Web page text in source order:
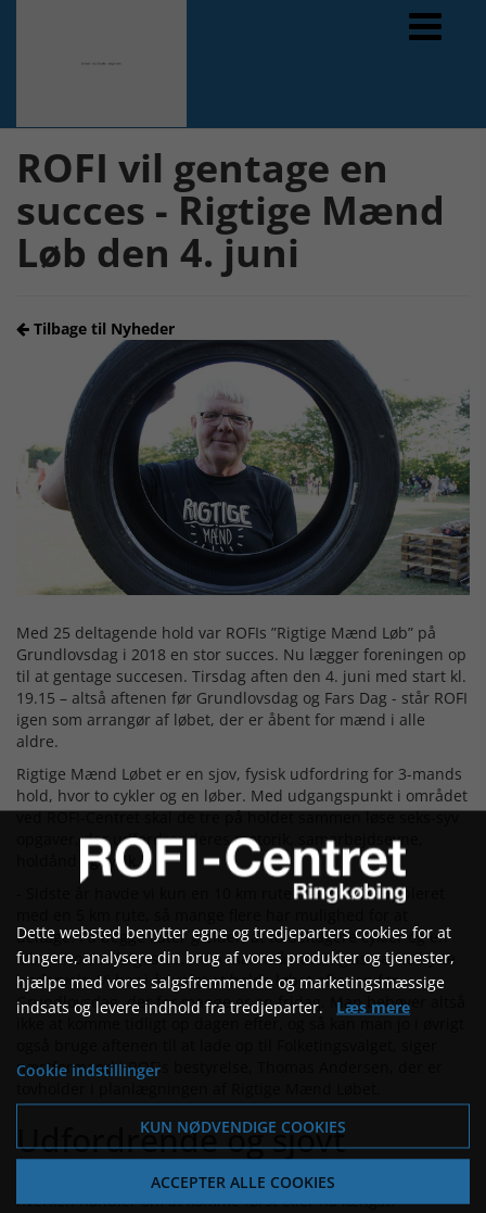
ROFI vil gentage en
succes - Rigtige Mænd
Løb den 4. juni
Tilbage til Nyheder
Med 25 deltagende hold var ROFIs ”Rigtige Mænd Løb” på
Grundlovsdag i 2018 en stor succes. Nu lægger foreningen op
til at gentage succesen. Tirsdag aften den 4. juni med start kl.
19.15 – altså aftenen før Grundlovsdag og Fars Dag - står ROFI
igen som arrangør af løbet, der er åbent for mænd i alle
aldre.
Rigtige Mænd Løbet er en sjov, fysisk udfordring for 3-mands
hold, hvor to cykler og en løber. Med udgangspunkt i området
ved ROFI-Centret skal de tre på holdet sammen løse seks-syv
opgaver, der udfordrer deres motorik, samarbejdsevne,
holdånd og fysik.
- Sidste år havde vi kun en 10 km rute. I år har vi suppleret
deltage. På begge ruter gælder, at to deltagere cykler og en
løber. Holdet følges ad, men man må naturligvis gerne bytte
undervejs. Vi har i år valgt at holde løbet aftenen før
Grundlovsdag, der for mange er en fridag. Man behøver altså
ikke at komme tidligt op dagen efter, og så kan man jo i øvrigt
næstformand i ROFIs bestyrelse, Thomas Andersen, der er
Udfordrende og sjovt
Thomas Andersen understreger, at alle kan være med, da det
hverken handler om at komme først eller nå længst.
Dette websted benytter egne og tredjeparters cookies for at
fungere, analysere din brug af vores produkter og tjenester,
hjælpe med vores salgsfremmende og marketingsmæssige
indsats og levere indhold fra tredjeparter. Læs mere
Cookie indstillinger
KUN NØDVENDIGE COOKIES
ACCEPTER ALLE COOKIES